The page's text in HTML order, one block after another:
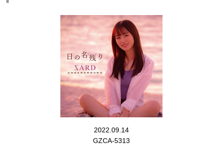
2022.09.14
GZCA-5313